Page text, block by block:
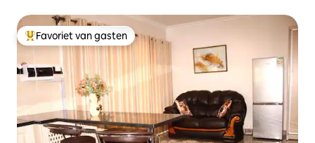
Topfavoriet van gasten
Favoriet van gasten